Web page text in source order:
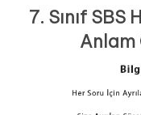
7. Sınıf SBS
Anlam